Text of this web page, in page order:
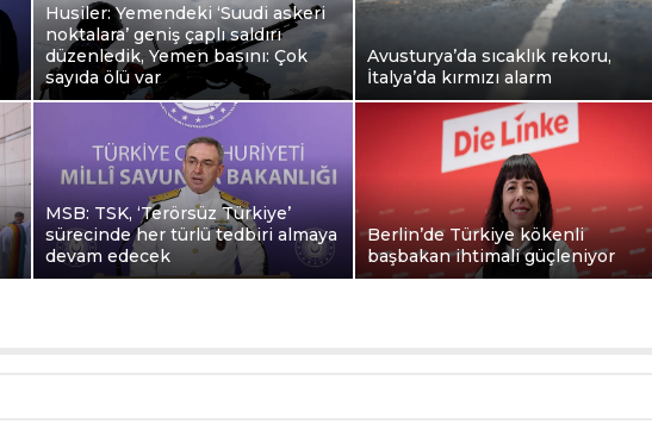
Husiler: Yemendeki ‘Suudi askeri
noktalara’ geniş çaplı saldırı
düzenledik, Yemen basını: Çok
sayıda ölü var
Avusturya’da sıcaklık rekoru,
İtalya’da kırmızı alarm
MSB: TSK, ‘Terörsüz Türkiye’
sürecinde her türlü tedbiri almaya
devam edecek
Berlin’de Türkiye kökenli
başbakan ihtimali güçleniyor